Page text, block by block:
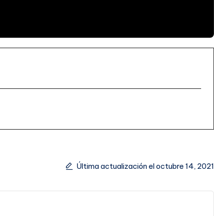
Última actualización el octubre 14, 2021